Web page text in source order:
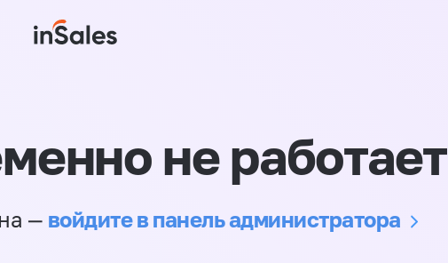
не работает
— войдите в панель администратора